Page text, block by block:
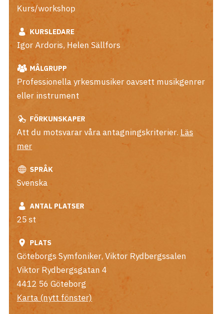
Kurs/workshop
KURSLEDARE
Igor Ardoris, Helen Sällfors
MÅLGRUPP
Professionella yrkesmusiker oavsett musikgenrer
eller instrument
FÖRKUNSKAPER
Att du motsvarar våra antagningskriterier. Läs
mer
SPRÅK
Svenska
ANTAL PLATSER
25 st
PLATS
Göteborgs Symfoniker, Viktor Rydbergssalen
Viktor Rydbergsgatan 4
4412 56 Göteborg
Karta (nytt fönster)